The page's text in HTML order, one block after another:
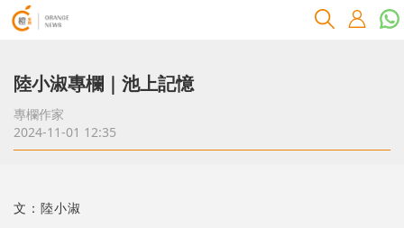
陸小淑專欄｜池上記憶
專欄作家
2024-11-01 12:35
文：陸小淑